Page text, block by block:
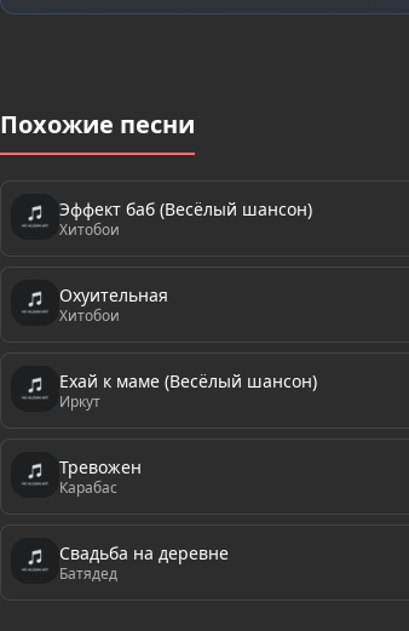
Похожие песни
Эффект баб (Весёлый шансон)
Хитобои
Охуительная
Хитобои
Ехай к маме (Весёлый шансон)
Иркут
Тревожен
Карабас
Свадьба на деревне
Батядед